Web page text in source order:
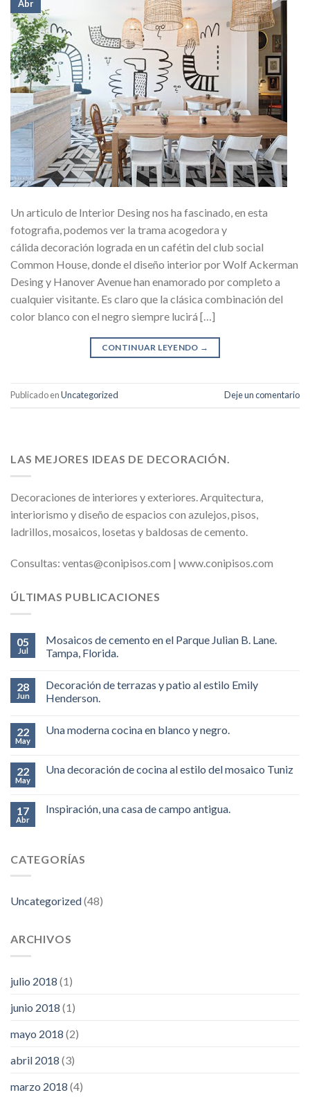
Abr
Un articulo de Interior Desing nos ha fascinado, en esta
fotografia, podemos ver la trama acogedora y
cálida decoración lograda en un cafétin del club social
Common House, donde el diseño interior por Wolf Ackerman
Desing y Hanover Avenue han enamorado por completo a
cualquier visitante. Es claro que la clásica combinación del
color blanco con el negro siempre lucirá […]
CONTINUAR LEYENDO →
Publicado enUncategorized Deje un comentario
LAS MEJORES IDEAS DE DECORACIÓN.
Decoraciones de interiores y exteriores. Arquitectura,
interiorismo y diseño de espacios con azulejos, pisos,
ladrillos, mosaicos, losetas y baldosas de cemento.
Consultas: ventas@conipisos.com | www.conipisos.com
ÚLTIMAS PUBLICACIONES
05
Jul
Mosaicos de cemento en el Parque Julian B. Lane.
Tampa, Florida.
28
Jun
Decoración de terrazas y patio al estilo Emily
Henderson.
22
May
Una moderna cocina en blanco y negro.
22
May
Una decoración de cocina al estilo del mosaico Tuniz
17
Abr
Inspiración, una casa de campo antigua.
CATEGORÍAS
Uncategorized(48)
ARCHIVOS
julio 2018 (1)
junio 2018 (1)
mayo 2018 (2)
abril 2018 (3)
marzo 2018 (4)